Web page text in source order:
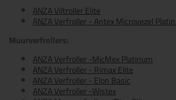
ANZA Viltroller Elite
ANZA Verfroller - Antex Microvezel
Muurverfrollers:
ANZA Verfroller -MicMex Platinum
ANZA Verfroller - Rimax Elite
ANZA Verfroller - Elon Basic
ANZA Verfroller -Wistex